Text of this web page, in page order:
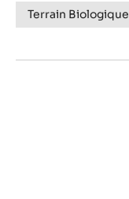
Terrain Biologique